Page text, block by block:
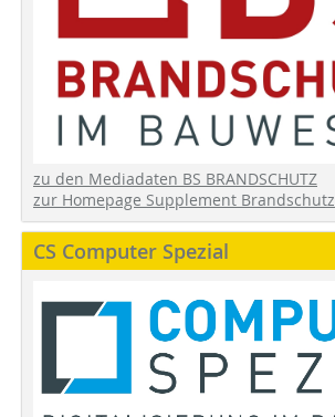
zu den Mediadaten BS BRANDSCHUTZ
zur Homepage Supplement Brandschutz
CS Computer Spezial